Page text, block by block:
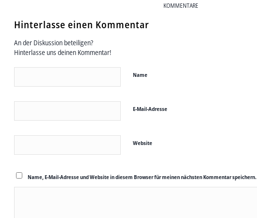
KOMMENTARE
Hinterlasse einen Kommentar
An der Diskussion beteiligen?
Hinterlasse uns deinen Kommentar!
Name
E-Mail-Adresse
Website
Name, E-Mail-Adresse und Website in diesem Browser für meinen nächsten Kommentar speichern.